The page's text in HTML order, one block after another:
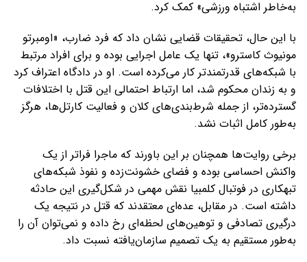
به‌خاطر اشتباه ورزشی» کمک کرد.
با این حال، تحقیقات قضایی نشان داد که فرد ضارب، «اومبرتو
مونیوث کاسترو»، تنها یک عامل اجرایی بوده و برای افراد مرتبط
با شبکه‌های قدرتمندتر کار می‌کرده است. او در دادگاه اعتراف کرد
و به زندان محکوم شد، اما ارتباط احتمالی این قتل با اختلافات
گسترده‌تر، از جمله شرط‌بندی‌های کلان و فعالیت کارتل‌ها، هرگز
به‌طور کامل اثبات نشد.
برخی روایت‌ها همچنان بر این باورند که ماجرا فراتر از یک
واکنش احساسی بوده و فضای خشونت‌زده و نفوذ شبکه‌های
تبهکاری در فوتبال کلمبیا نقش مهمی در شکل‌گیری این حادثه
داشته است. در مقابل، عده‌ای معتقدند که قتل در نتیجه یک
درگیری تصادفی و توهین‌های لحظه‌ای رخ داده و نمی‌توان آن را
به‌طور مستقیم به یک تصمیم سازمان‌یافته نسبت داد.